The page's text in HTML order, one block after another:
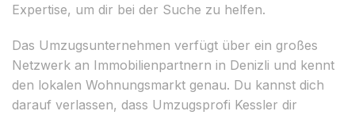
Expertise, um dir bei der Suche zu helfen.
Das Umzugsunternehmen verfügt über ein großes
Netzwerk an Immobilienpartnern in Denizli und kennt
den lokalen Wohnungsmarkt genau. Du kannst dich
darauf verlassen, dass Umzugsprofi Kessler dir